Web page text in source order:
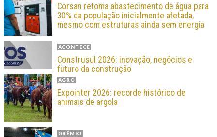
Corsan retoma abastecimento de água para
30% da população inicialmente afetada,
mesmo com estruturas ainda sem energia
ACONTECE
Construsul 2026: inovação, negócios e
futuro da construção
AGRO
Expointer 2026: recorde histórico de
animais de argola
GRÊMIO